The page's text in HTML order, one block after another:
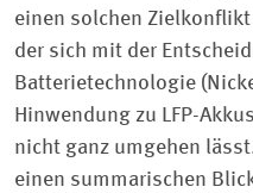
einen solchen
der sich mit der
Batterietechnologie
Hinwendung zu LFP-
nicht ganz umgehen
einen summarischen